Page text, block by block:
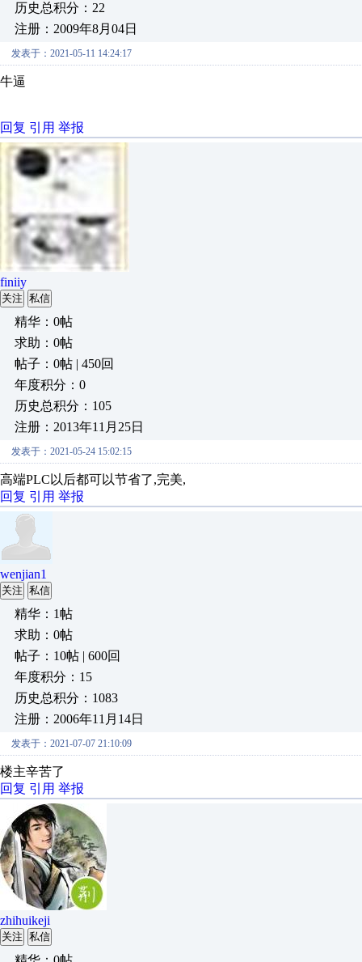
历史总积分：22
注册：2009年8月04日
发表于：2021-05-11 14:24:17
牛逼
回复 引用 举报
finiiy
关注 私信
精华：0帖
求助：0帖
帖子：0帖 | 450回
年度积分：0
历史总积分：105
注册：2013年11月25日
发表于：2021-05-24 15:02:15
高端PLC以后都可以节省了,完美,
回复 引用 举报
wenjian1
关注 私信
精华：1帖
求助：0帖
帖子：10帖 | 600回
年度积分：15
历史总积分：1083
注册：2006年11月14日
发表于：2021-07-07 21:10:09
楼主辛苦了
回复 引用 举报
zhihuikeji
关注 私信